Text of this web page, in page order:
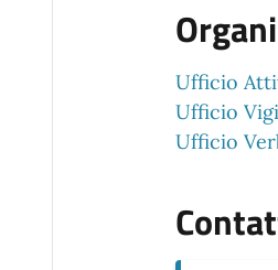
Ufficio
Ufficio
Ufficio